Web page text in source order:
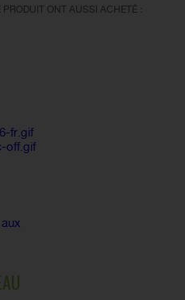
ONT AUSSI ACHETÉ :